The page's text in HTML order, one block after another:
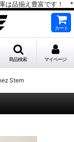
は品揃え豊富です！ *
カート
商品検索 マイページ
Stem